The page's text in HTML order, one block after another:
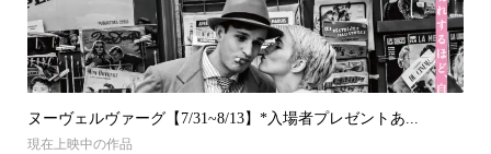
ヌーヴェルヴァーグ【7/31~8/13】*入場者プレゼントあ...
現在上映中の作品